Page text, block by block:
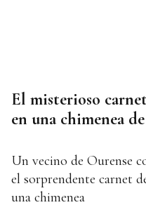
El misterioso
en una chimenea
Un vecino de Ourense
el sorprendente carnet
una chimenea